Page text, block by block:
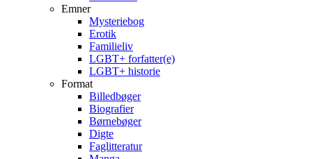
Emner
Mysteriebog
Erotik
Familieliv
LGBT+ forfatter(e)
LGBT+ historie
Format
Billedbøger
Biografier
Børnebøger
Digte
Faglitteratur